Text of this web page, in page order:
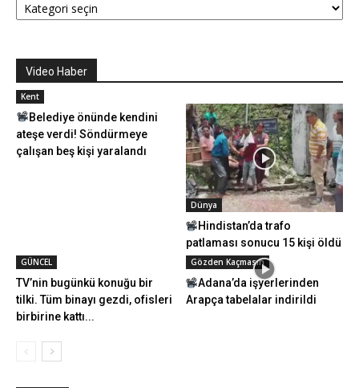
Video Haber
Kent
Belediye önünde kendini
ateşe verdi! Söndürmeye
çalışan beş kişi yaralandı
Dünya
Hindistan’da trafo
patlaması sonucu 15 kişi öldü
GÜNCEL
TV’nin bugünkü konuğu bir
tilki. Tüm binayı gezdi, ofisleri
birbirine kattı...
Gözden Kaçmasın
Adana’da işyerlerinden
Arapça tabelalar indirildi